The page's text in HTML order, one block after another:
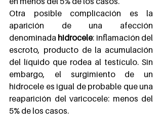
Otra posible complicación es la
aparición de una afección
denominada hidrocele: inflamación del
escroto, producto de la acumulación
del líquido que rodea al testículo. Sin
embargo, el surgimiento de un
hidrocele es igual de probable que una
reaparición del varicocele: menos del
5% de los casos.